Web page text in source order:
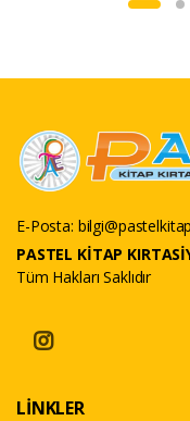
E-Posta:
PASTEL KİTAP
Tüm Hakları Saklıdır
LİNKLER